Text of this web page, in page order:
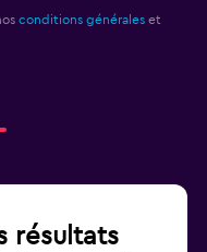
conditions générales et
résultats